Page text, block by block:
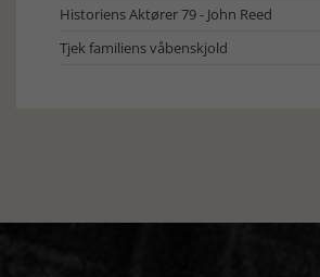
Historiens Aktører 79 - John Reed
Tjek familiens våbenskjold